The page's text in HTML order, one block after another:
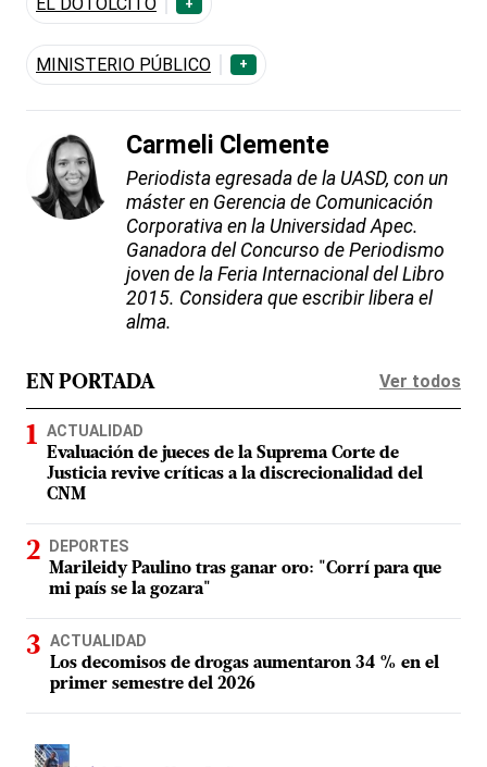
EL DOTOLCITO +
MINISTERIO PÚBLICO +
Carmeli Clemente
Periodista egresada de la UASD, con un
máster en Gerencia de Comunicación
Corporativa en la Universidad Apec.
Ganadora del Concurso de Periodismo
joven de la Feria Internacional del Libro
2015. Considera que escribir libera el
alma.
EN PORTADA Ver todos
ACTUALIDAD
Evaluación de jueces de la Suprema Corte de
Justicia revive críticas a la discrecionalidad del
CNM
DEPORTES
Marileidy Paulino tras ganar oro: "Corrí para que
mi país se la gozara"
ACTUALIDAD
Los decomisos de drogas aumentaron 34 % en el
primer semestre del 2026